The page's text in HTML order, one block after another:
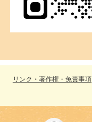
リンク・著作権・免責事項